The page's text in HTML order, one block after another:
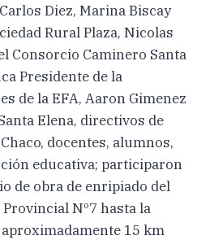
Diez, Marina Biscay
Rural Plaza, Nicolas
Consorcio Caminero Santa
Presidente de la
de la EFA, Aaron Gimenez
Elena, directivos de
docentes, alumnos,
educativa; participaron
de obra de enripiado del
Nº7 hasta la
15 km